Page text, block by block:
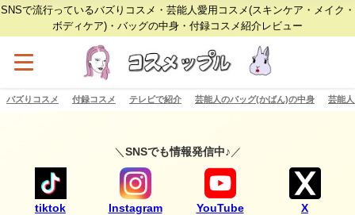
SNSで流行っているバズりコスメ・芸能人愛用コスメ(スキンケア・メイク・
ボディケア)・バッグの中身・付録コスメ紹介レビュー
バズりコスメ 付録コスメ テレビで紹介 芸能人のバッグ(かばん)の中身 芸能
＼ SNSでも情報発信中♪ ／
tiktok Instagram YouTube X